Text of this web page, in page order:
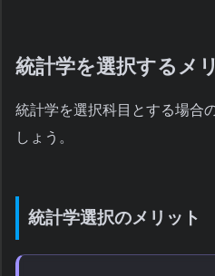
統計学を選択するメ
統計学を選択科目とする場合
しょう。
統計学選択のメリット